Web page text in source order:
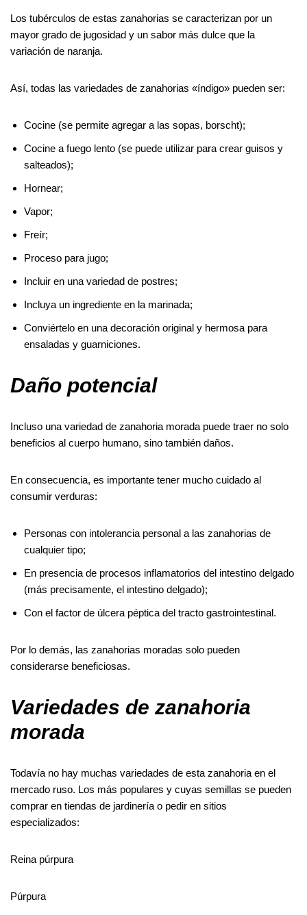
Los tubérculos de estas zanahorias se caracterizan por un
mayor grado de jugosidad y un sabor más dulce que la
variación de naranja.
Así, todas las variedades de zanahorias «índigo» pueden ser:
Cocine (se permite agregar a las sopas, borscht);
Cocine a fuego lento (se puede utilizar para crear guisos y
salteados);
Hornear;
Vapor;
Freír;
Proceso para jugo;
Incluir en una variedad de postres;
Incluya un ingrediente en la marinada;
Conviértelo en una decoración original y hermosa para
ensaladas y guarniciones.
Daño potencial
Incluso una variedad de zanahoria morada puede traer no solo
beneficios al cuerpo humano, sino también daños.
En consecuencia, es importante tener mucho cuidado al
consumir verduras:
Personas con intolerancia personal a las zanahorias de
cualquier tipo;
En presencia de procesos inflamatorios del intestino delgado
(más precisamente, el intestino delgado);
Con el factor de úlcera péptica del tracto gastrointestinal.
Por lo demás, las zanahorias moradas solo pueden
considerarse beneficiosas.
Variedades de zanahoria
morada
Todavía no hay muchas variedades de esta zanahoria en el
mercado ruso. Los más populares y cuyas semillas se pueden
comprar en tiendas de jardinería o pedir en sitios
especializados:
Reina púrpura
Púrpura